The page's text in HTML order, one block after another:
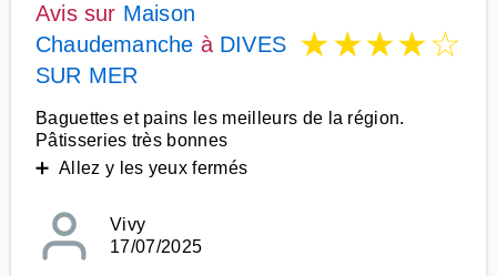
Avis sur Maison
Chaudemanche à DIVES
SUR MER
★★★★☆
Baguettes et pains les meilleurs de la région.
Pâtisseries très bonnes
➕ Allez y les yeux fermés
Vivy
17/07/2025